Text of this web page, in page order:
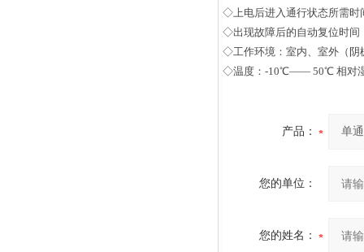
◇上电后进入通行状态所需时
◇出现故障后的自动复位时间
◇工作环境：室内、室外（阴
◇温度：-10℃—— 50℃ 相对湿
产品：
您的单位：
您的姓名：